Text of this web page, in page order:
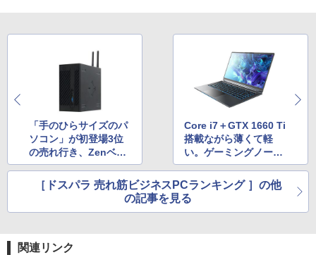
「手のひらサイズのパ
ソコン」が初登場3位
の売れ行き、Zenベー
スAthlon搭載で4万円
Core i7＋GTX 1660 Ti
搭載ながら薄くて軽
い。ゲーミングノート
PC「GALLERIA GCR
1660TGF-QC-G」がラ
ンクイン
［ドスパラ 売れ筋ビジネスPCランキング ］の他
の記事を見る
関連リンク